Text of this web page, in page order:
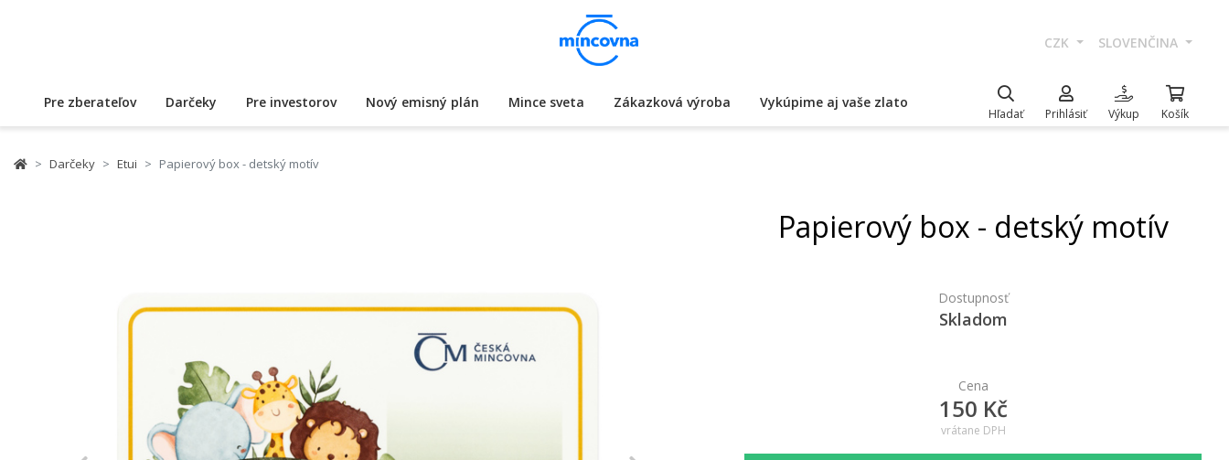
CZK SLOVENČINA
Pre zberateľov Darčeky Pre investorov Nový emisný plán Mince sveta Zákazková výroba Vykúpime aj vaše zlato
Hľadať Prihlásiť Výkup Košík
Darčeky Etui Papierový box - detský motív
Papierový box - detský motív
Dostupnosť
Skladom
Cena
150 Kč
vrátane DPH